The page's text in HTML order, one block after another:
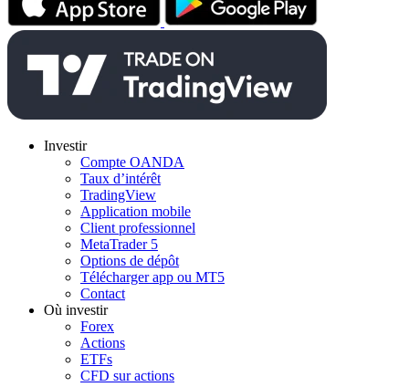
Investir
Compte OANDA
Taux d’intérêt
TradingView
Application mobile
Client professionnel
MetaTrader 5
Options de dépôt
Télécharger app ou MT5
Contact
Où investir
Forex
Actions
ETFs
CFD sur actions